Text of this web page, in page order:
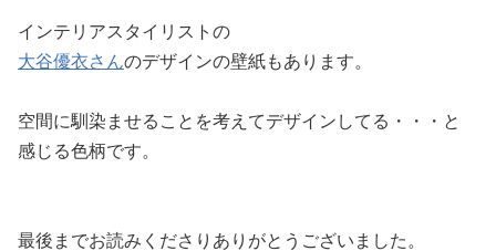
インテリアスタイリストの
大谷優衣さんのデザインの壁紙もあります。
空間に馴染ませることを考えてデザインしてる・・・と
感じる色柄です。
最後までお読みくださりありがとうございました。